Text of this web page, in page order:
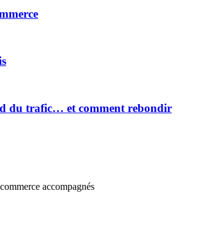
du trafic… et comment rebondir
accompagnés